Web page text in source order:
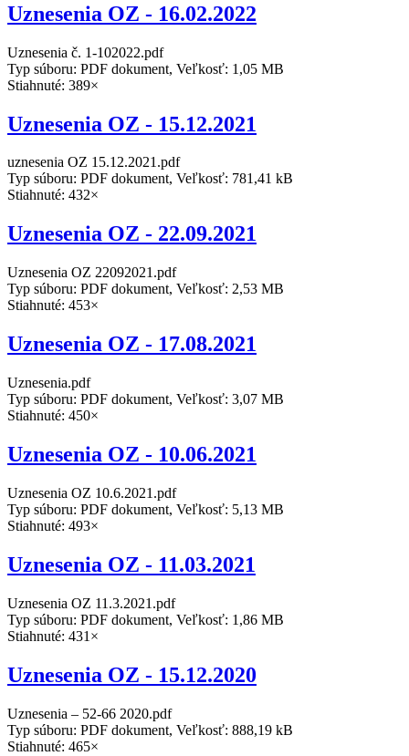
Uznesenia OZ - 16.02.2022
Uznesenia č. 1-102022.pdf
Typ súboru: PDF dokument, Veľkosť: 1,05 MB
Stiahnuté: 389×
Uznesenia OZ - 15.12.2021
uznesenia OZ 15.12.2021.pdf
Typ súboru: PDF dokument, Veľkosť: 781,41 kB
Stiahnuté: 432×
Uznesenia OZ - 22.09.2021
Uznesenia OZ 22092021.pdf
Typ súboru: PDF dokument, Veľkosť: 2,53 MB
Stiahnuté: 453×
Uznesenia OZ - 17.08.2021
Uznesenia.pdf
Typ súboru: PDF dokument, Veľkosť: 3,07 MB
Stiahnuté: 450×
Uznesenia OZ - 10.06.2021
Uznesenia OZ 10.6.2021.pdf
Typ súboru: PDF dokument, Veľkosť: 5,13 MB
Stiahnuté: 493×
Uznesenia OZ - 11.03.2021
Uznesenia OZ 11.3.2021.pdf
Typ súboru: PDF dokument, Veľkosť: 1,86 MB
Stiahnuté: 431×
Uznesenia OZ - 15.12.2020
Uznesenia – 52-66 2020.pdf
Typ súboru: PDF dokument, Veľkosť: 888,19 kB
Stiahnuté: 465×